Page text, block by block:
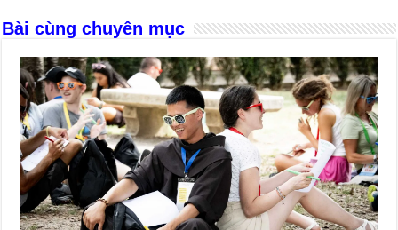
k
Bài cùng chuyên mục